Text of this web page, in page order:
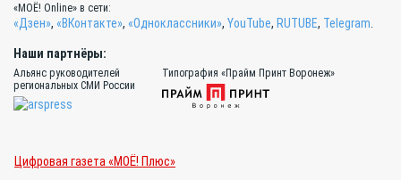
«МОЁ! Online» в сети:
«Дзен», «ВКонтакте», «Одноклассники», YouTube, RUTUBE, Telegram
Наши партнёры:
Альянс руководителей
региональных СМИ России
Типография «Прайм Принт Воронеж»
Цифровая газета «МОЁ! Плюс»